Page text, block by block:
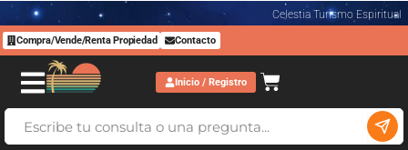
Celestia Turismo Espiritual
Compra/Vende/Renta Propiedad Contacto
Inicio / Registro